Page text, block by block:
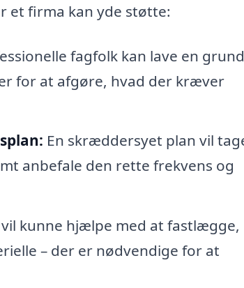
et firma kan yde støtte:
fagfolk kan lave en
for at afgøre, hvad der kræver
En skræddersyet plan vil
anbefale den rette frekvens og
kunne hjælpe med at fastlægge,
– der er nødvendige for at